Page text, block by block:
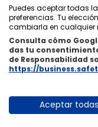
Copyright ©
Puedes aceptar todas
preferencias. Tu
cambiarla en cualquier
Consulta cómo
das tu
de Responsabilidad
https://
Aceptar todas